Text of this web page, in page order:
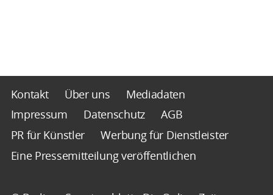
Kontakt Über uns
Mediadaten
Impressum
Datenschutz
AGB
PR für Künstler
Werbung für Dienstleister
Eine Pressemitteilung veröffentlichen